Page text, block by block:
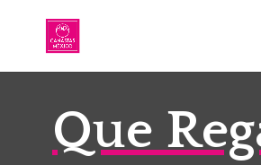
Que